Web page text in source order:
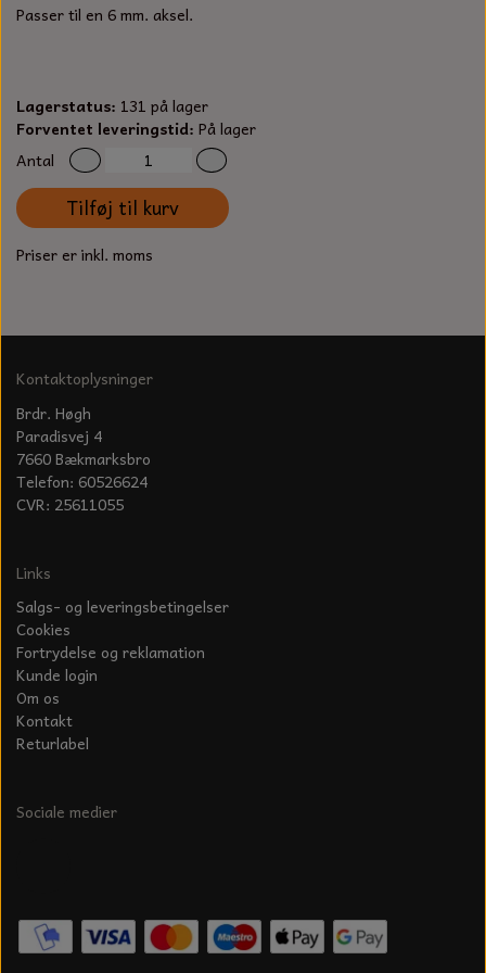
FORANKRING
DYBEL
OLIE TIL SMÅMOTORER & HAVEMASKINER
TÆNDRØR
SPÆNDEBÅND
BENSINSLANGE OG FILTRE
UNIVERSAL KABLER OG TILBEHØR
UNIVERSAL REMSKIVER OG STYRERULLER
GAVEKORT
STIKSAV KLINGER
KNIVE OG TILBEHØR
ARBEJDSLYS
MEJSLER
Passer til en 6 mm. aksel.
Lagerstatus: 131 på lager
Forventet leveringstid: På lager
Antal
Tilføj til kurv
Priser er inkl. moms
Kontaktoplysninger
Brdr. Høgh
Paradisvej 4
7660 Bækmarksbro
Telefon: 60526624
CVR: 25611055
Links
Salgs- og leveringsbetingelser
Cookies
Fortrydelse og reklamation
Kunde login
Om os
Kontakt
Returlabel
Sociale medier